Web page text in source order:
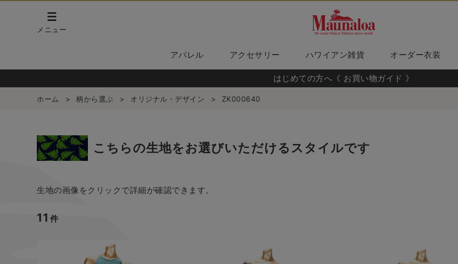
メニュー
アパレル アクセサリー ハワイアン雑貨 オーダー衣装
はじめての方へ《 お買い物ガイド 》
ホーム > 柄から選ぶ > オリジナル・デザイン > ZK000640
こちらの生地をお選びいただけるスタイルです
生地の画像をクリックで詳細が確認できます。
11 件